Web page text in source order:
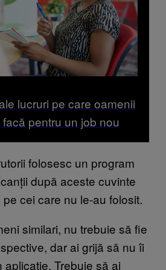
lucruri pe care oamenii
pentru un job nou
folosesc un program
după aceste cuvinte
cei care nu le-au folosit.
similari, nu trebuie să fie
dar ai grijă să nu îi
aplicație. Trebuie să ai